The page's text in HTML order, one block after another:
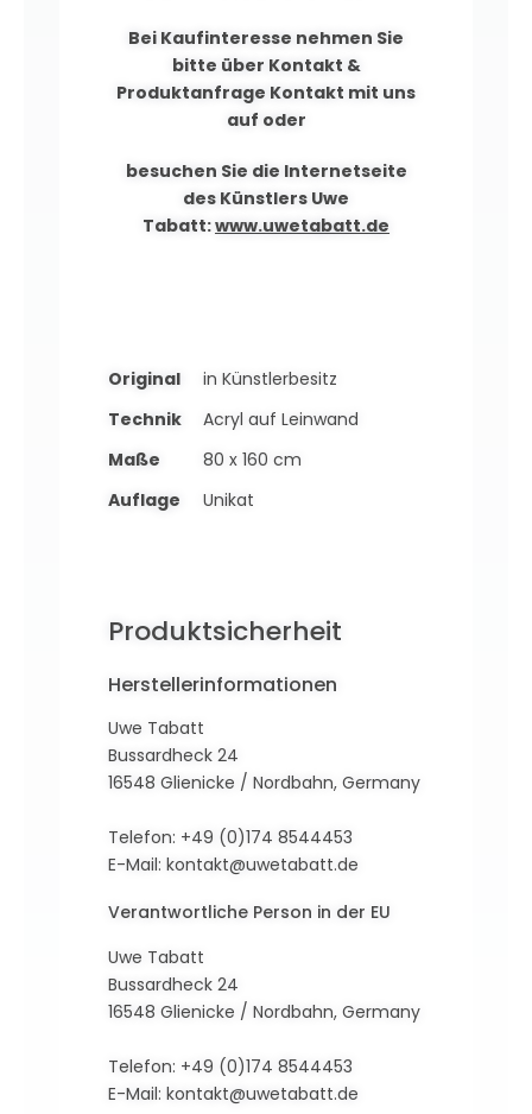
Bei Kaufinteresse nehmen Sie
bitte über Kontakt &
Produktanfrage Kontakt mit uns
auf oder
besuchen Sie die Internetseite
des Künstlers Uwe
Tabatt:www.uwetabatt.de
Original
in Künstlerbesitz
Technik
Acryl auf Leinwand
Maße
80 x 160 cm
Auflage
Unikat
Produktsicherheit
Herstellerinformationen
Uwe Tabatt
Bussardheck 24
16548 Glienicke / Nordbahn, Germany
Telefon: +49 (0)174 8544453
E-Mail: kontakt@uwetabatt.de
Verantwortliche Person in der EU
Uwe Tabatt
Bussardheck 24
16548 Glienicke / Nordbahn, Germany
Telefon: +49 (0)174 8544453
E-Mail: kontakt@uwetabatt.de